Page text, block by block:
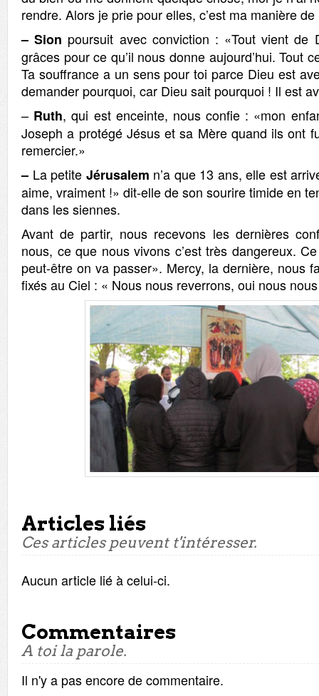
rendre. Alors je prie pour elles, c’est ma manière
–Sion poursuit avec conviction : «Tout vient de
grâces pour ce qu’il nous donne aujourd’hui. Tout
Ta souffrance a un sens pour toi parce Dieu est
demander pourquoi, car Dieu sait pourquoi ! Il est
– Ruth, qui est enceinte, nous confie : «mon
Joseph a protégé Jésus et sa Mère quand ils ont
remercier.»
– La petite Jérusalem n’a que 13 ans, elle est
aime, vraiment !» dit-elle de son sourire timide en
dans les siennes.
Avant de partir, nous recevons les dernières
nous, ce que nous vivons c’est très dangereux.
peut-être on va passer». Mercy, la dernière, nous
fixés au Ciel : « Nous nous reverrons, oui nous
Articles liés
Ces articles peuvent t'intéresser.
Aucun article lié à celui-ci.
Commentaires
A toi la parole.
Il n'y a pas encore de commentaire.